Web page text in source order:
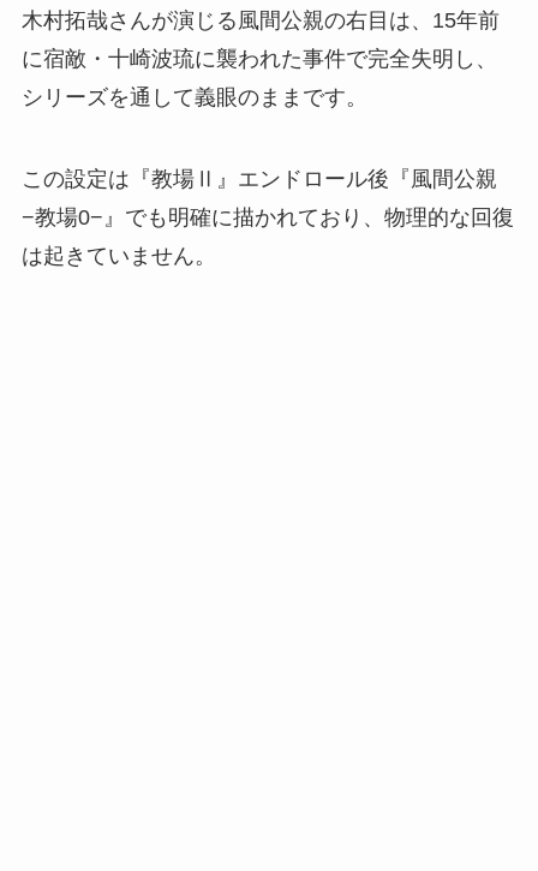
木村拓哉さんが演じる 風間公親の右目は、15年前
に宿敵・十崎波琉に襲われた事件で完全失明し、
シリーズを通して義眼のままです。
この設定は 『教場Ⅱ』エンドロール後 『風間公親
−教場0−』 でも明確に描かれており、物理的な回復
は起きていません。